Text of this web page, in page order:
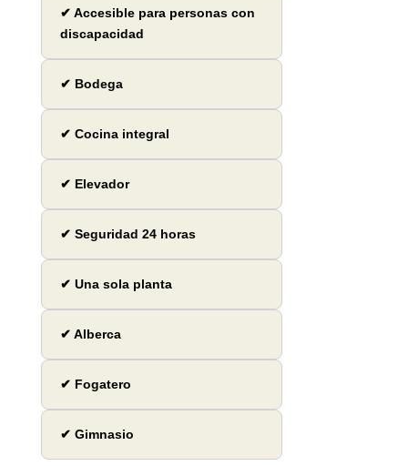
✔ Accesible para personas con
discapacidad
✔ Bodega
✔ Cocina integral
✔ Elevador
✔ Seguridad 24 horas
✔ Una sola planta
✔ Alberca
✔ Fogatero
✔ Gimnasio